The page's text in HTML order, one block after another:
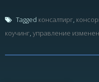
Tagged консалтирг
коучинг управление